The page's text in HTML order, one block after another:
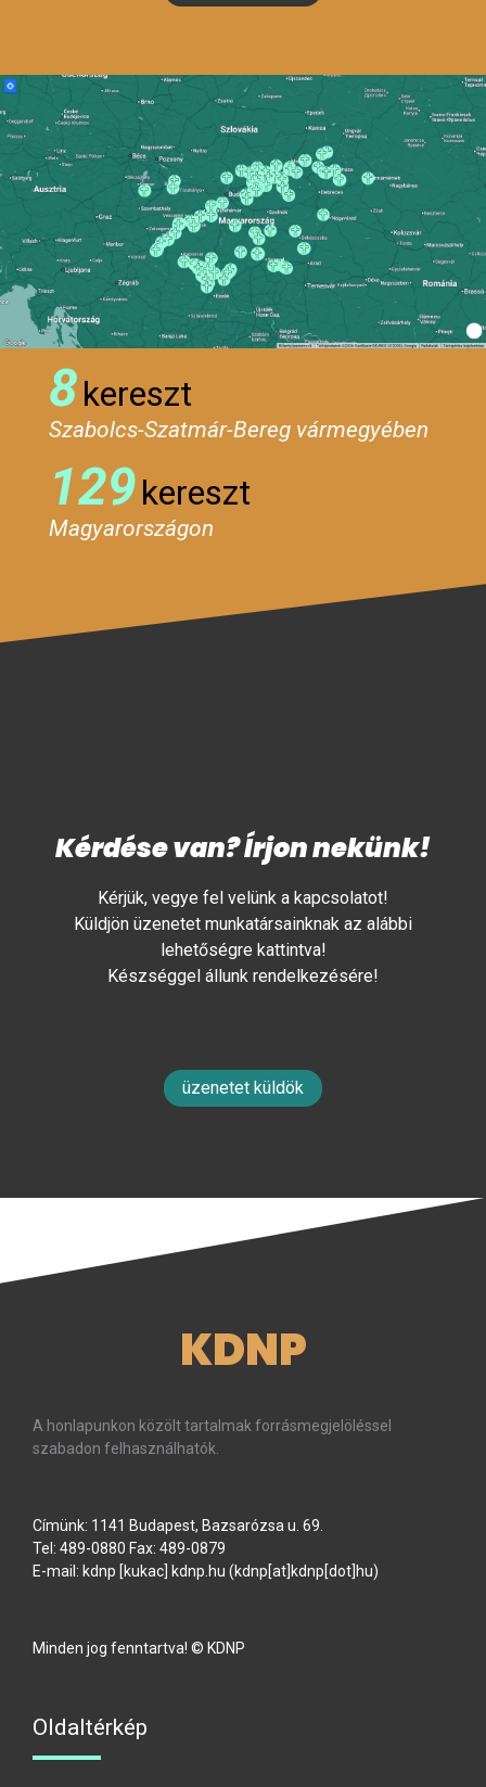
8kereszt
Szabolcs-Szatmár-Bereg vármegyében
129kereszt
Magyarországon
Kérdése van? Írjon nekünk!
Kérjük, vegye fel velünk a kapcsolatot!
Küldjön üzenetet munkatársainknak az alábbi
lehetőségre kattintva!
Készséggel állunk rendelkezésére!
üzenetet küldök
KDNP
A honlapunkon közölt tartalmak forrásmegjelöléssel
szabadon felhasználhatók.
Címünk: 1141 Budapest, Bazsarózsa u. 69.
Tel: 489-0880 Fax: 489-0879
E-mail: kdnp [kukac] kdnp hu (kdnp[at]kdnp[dot]hu)
Minden jog fenntartva! © KDNP
Oldaltérkép